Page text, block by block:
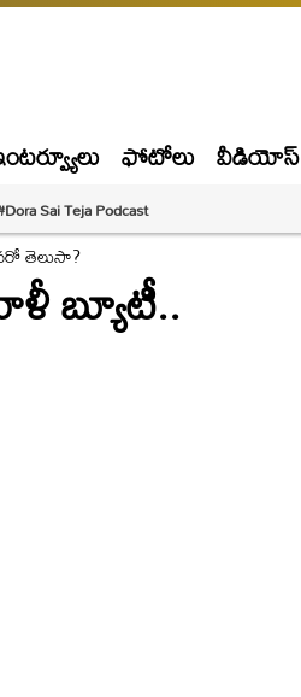
ఫోటోలు వీడియోస్
Sai Teja Podcast
తెలుసా?
బ్యూటీ..